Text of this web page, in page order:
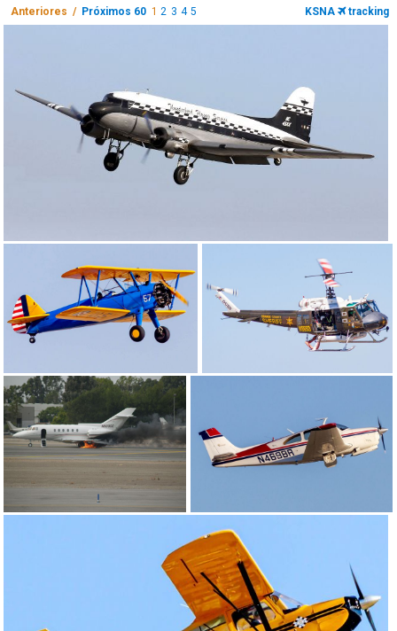
Anteriores / Próximos 60 1 2 3 4 5 KSNA tracking